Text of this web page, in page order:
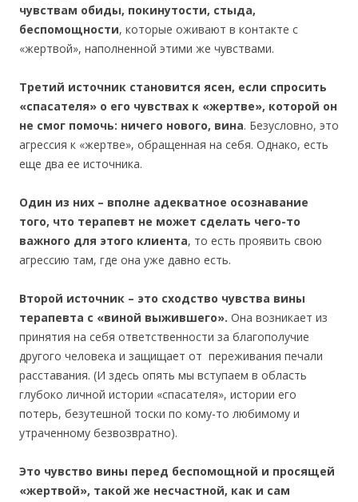
чувствам обиды, покинутости, стыда,
беспомощности, которые оживают в контакте с
«жертвой», наполненной этими же чувствами.
Третий источник становится ясен, если спросить
«спасателя» о его чувствах к «жертве», которой он
не смог помочь: ничего нового, вина. Безусловно, это
агрессия к «жертве», обращенная на себя. Однако, есть
еще два ее источника.
Один из них – вполне адекватное осознавание
того, что терапевт не может сделать чего-то
важного для этого клиента, то есть проявить свою
агрессию там, где она уже давно есть.
Второй источник – это сходство чувства вины
терапевта с «виной выжившего». Она возникает из
принятия на себя ответственности за благополучие
другого человека и защищает от переживания печали
расставания. (И здесь опять мы вступаем в область
глубоко личной истории «спасателя», истории его
потерь, безутешной тоски по кому-то любимому и
утраченному безвозвратно).
Это чувство вины перед беспомощной и просящей
«жертвой», такой же несчастной, как и сам